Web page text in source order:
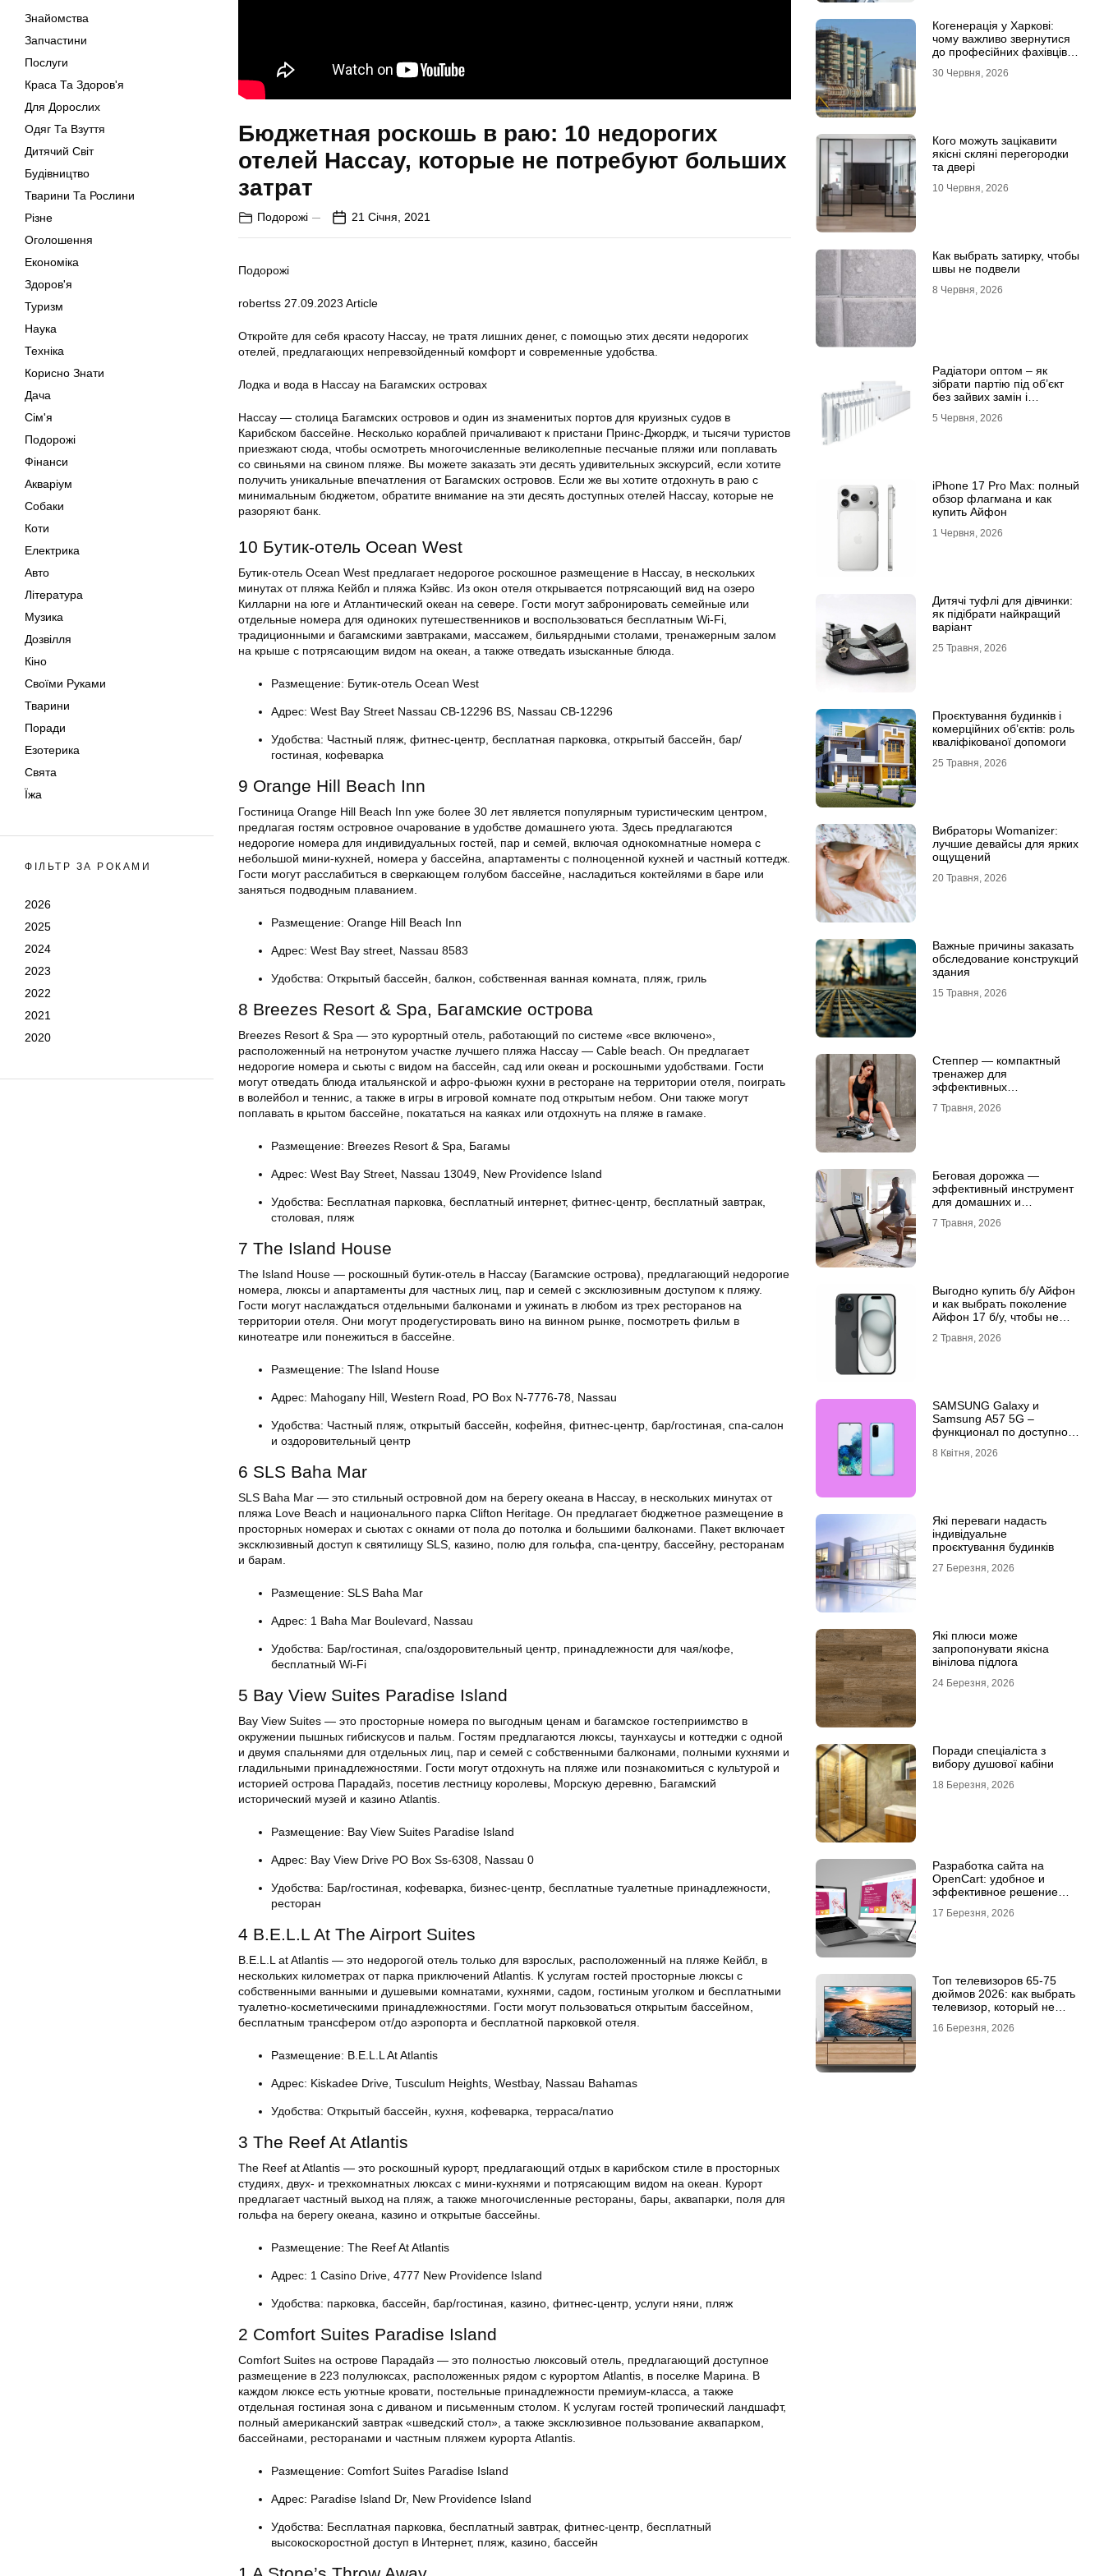
Знайомства
Запчастини
Послуги
Краса Та Здоров'я
Для Дорослих
Одяг Та Взуття
Дитячий Світ
Будівництво
Тварини Та Рослини
Різне
Оголошення
Економіка
Здоров'я
Туризм
Наука
Техніка
Корисно Знати
Дача
Сім'я
Подорожі
Фінанси
Акваріум
Собаки
Коти
Електрика
Авто
Література
Музика
Дозвілля
Кіно
Своїми Руками
Тварини
Поради
Езотерика
Свята
Їжа
ФІЛЬТР ЗА РОКАМИ
2026
2025
2024
2023
2022
2021
2020
Бюджетная роскошь в раю: 10 недорогих
отелей Нассау, которые не потребуют больших
затрат
Подорожі 21 Січня, 2021
Подорожі
robertss 27.09.2023 Article
Откройте для себя красоту Нассау, не тратя лишних денег, с помощью этих десяти недорогих
отелей, предлагающих непревзойденный комфорт и современные удобства.
Лодка и вода в Нассау на Багамских островах
Нассау — столица Багамских островов и один из знаменитых портов для круизных судов в
Карибском бассейне. Несколько кораблей причаливают к пристани Принс-Джордж, и тысячи туристов
приезжают сюда, чтобы осмотреть многочисленные великолепные песчаные пляжи или поплавать
со свиньями на свином пляже. Вы можете заказать эти десять удивительных экскурсий, если хотите
получить уникальные впечатления от Багамских островов. Если же вы хотите отдохнуть в раю с
минимальным бюджетом, обратите внимание на эти десять доступных отелей Нассау, которые не
разоряют банк.
10 Бутик-отель Ocean West
Бутик-отель Ocean West предлагает недорогое роскошное размещение в Нассау, в нескольких
минутах от пляжа Кейбл и пляжа Кэйвс. Из окон отеля открывается потрясающий вид на озеро
Килларни на юге и Атлантический океан на севере. Гости могут забронировать семейные или
отдельные номера для одиноких путешественников и воспользоваться бесплатным Wi-Fi,
традиционными и багамскими завтраками, массажем, бильярдными столами, тренажерным залом
на крыше с потрясающим видом на океан, а также отведать изысканные блюда.
Размещение: Бутик-отель Ocean West
Адрес: West Bay Street Nassau CB-12296 BS, Nassau CB-12296
Удобства: Частный пляж, фитнес-центр, бесплатная парковка, открытый бассейн, бар/
гостиная, кофеварка
9 Orange Hill Beach Inn
Гостиница Orange Hill Beach Inn уже более 30 лет является популярным туристическим центром,
предлагая гостям островное очарование в удобстве домашнего уюта. Здесь предлагаются
недорогие номера для индивидуальных гостей, пар и семей, включая однокомнатные номера с
небольшой мини-кухней, номера у бассейна, апартаменты с полноценной кухней и частный коттедж.
Гости могут расслабиться в сверкающем голубом бассейне, насладиться коктейлями в баре или
заняться подводным плаванием.
Размещение: Orange Hill Beach Inn
Адрес: West Bay street, Nassau 8583
Удобства: Открытый бассейн, балкон, собственная ванная комната, пляж, гриль
8 Breezes Resort & Spa, Багамские острова
Breezes Resort & Spa — это курортный отель, работающий по системе «все включено»,
расположенный на нетронутом участке лучшего пляжа Нассау — Cable beach. Он предлагает
недорогие номера и сьюты с видом на бассейн, сад или океан и роскошными удобствами. Гости
могут отведать блюда итальянской и афро-фьюжн кухни в ресторане на территории отеля, поиграть
в волейбол и теннис, а также в игры в игровой комнате под открытым небом. Они также могут
поплавать в крытом бассейне, покататься на каяках или отдохнуть на пляже в гамаке.
Размещение: Breezes Resort & Spa, Багамы
Адрес: West Bay Street, Nassau 13049, New Providence Island
Удобства: Бесплатная парковка, бесплатный интернет, фитнес-центр, бесплатный завтрак,
столовая, пляж
7 The Island House
The Island House — роскошный бутик-отель в Нассау (Багамские острова), предлагающий недорогие
номера, люксы и апартаменты для частных лиц, пар и семей с эксклюзивным доступом к пляжу.
Гости могут наслаждаться отдельными балконами и ужинать в любом из трех ресторанов на
территории отеля. Они могут продегустировать вино на винном рынке, посмотреть фильм в
кинотеатре или понежиться в бассейне.
Размещение: The Island House
Адрес: Mahogany Hill, Western Road, PO Box N-7776-78, Nassau
Удобства: Частный пляж, открытый бассейн, кофейня, фитнес-центр, бар/гостиная, спа-салон
и оздоровительный центр
6 SLS Baha Mar
SLS Baha Mar — это стильный островной дом на берегу океана в Нассау, в нескольких минутах от
пляжа Love Beach и национального парка Clifton Heritage. Он предлагает бюджетное размещение в
просторных номерах и сьютах с окнами от пола до потолка и большими балконами. Пакет включает
эксклюзивный доступ к святилищу SLS, казино, полю для гольфа, спа-центру, бассейну, ресторанам
и барам.
Размещение: SLS Baha Mar
Адрес: 1 Baha Mar Boulevard, Nassau
Удобства: Бар/гостиная, спа/оздоровительный центр, принадлежности для чая/кофе,
бесплатный Wi-Fi
5 Bay View Suites Paradise Island
Bay View Suites — это просторные номера по выгодным ценам и багамское гостеприимство в
окружении пышных гибискусов и пальм. Гостям предлагаются люксы, таунхаусы и коттеджи с одной
и двумя спальнями для отдельных лиц, пар и семей с собственными балконами, полными кухнями и
гладильными принадлежностями. Гости могут отдохнуть на пляже или познакомиться с культурой и
историей острова Парадайз, посетив лестницу королевы, Морскую деревню, Багамский
исторический музей и казино Atlantis.
Размещение: Bay View Suites Paradise Island
Адрес: Bay View Drive PO Box Ss-6308, Nassau 0
Удобства: Бар/гостиная, кофеварка, бизнес-центр, бесплатные туалетные принадлежности,
ресторан
4 B.E.L.L At The Airport Suites
B.E.L.L at Atlantis — это недорогой отель только для взрослых, расположенный на пляже Кейбл, в
нескольких километрах от парка приключений Atlantis. К услугам гостей просторные люксы с
собственными ванными и душевыми комнатами, кухнями, садом, гостиным уголком и бесплатными
туалетно-косметическими принадлежностями. Гости могут пользоваться открытым бассейном,
бесплатным трансфером от/до аэропорта и бесплатной парковкой отеля.
Размещение: B.E.L.L At Atlantis
Адрес: Kiskadee Drive, Tusculum Heights, Westbay, Nassau Bahamas
Удобства: Открытый бассейн, кухня, кофеварка, терраса/патио
3 The Reef At Atlantis
The Reef at Atlantis — это роскошный курорт, предлагающий отдых в карибском стиле в просторных
студиях, двух- и трехкомнатных люксах с мини-кухнями и потрясающим видом на океан. Курорт
предлагает частный выход на пляж, а также многочисленные рестораны, бары, аквапарки, поля для
гольфа на берегу океана, казино и открытые бассейны.
Размещение: The Reef At Atlantis
Адрес: 1 Casino Drive, 4777 New Providence Island
Удобства: парковка, бассейн, бар/гостиная, казино, фитнес-центр, услуги няни, пляж
2 Comfort Suites Paradise Island
Comfort Suites на острове Парадайз — это полностью люксовый отель, предлагающий доступное
размещение в 223 полулюксах, расположенных рядом с курортом Atlantis, в поселке Марина. В
каждом люксе есть уютные кровати, постельные принадлежности премиум-класса, а также
отдельная гостиная зона с диваном и письменным столом. К услугам гостей тропический ландшафт,
полный американский завтрак «шведский стол», а также эксклюзивное пользование аквапарком,
бассейнами, ресторанами и частным пляжем курорта Atlantis.
Размещение: Comfort Suites Paradise Island
Адрес: Paradise Island Dr, New Providence Island
Удобства: Бесплатная парковка, бесплатный завтрак, фитнес-центр, бесплатный
высокоскоростной доступ в Интернет, пляж, казино, бассейн
Когенерація у Харкові:
чому важливо звернутися
до професійних фахівців з
30 Червня, 2026
Кого можуть зацікавити
якісні скляні перегородки
та двері
10 Червня, 2026
Как выбрать затирку, чтобы
швы не подвели
8 Червня, 2026
Радіатори оптом – як
зібрати партію під об’єкт
без зайвих замін і
5 Червня, 2026
iPhone 17 Pro Max: полный
обзор флагмана и как
купить Айфон
1 Червня, 2026
Дитячі туфлі для дівчинки:
як підібрати найкращий
варіант
25 Травня, 2026
Проєктування будинків і
комерційних об’єктів: роль
кваліфікованої допомоги
25 Травня, 2026
Вибраторы Womanizer:
лучшие девайсы для ярких
ощущений
20 Травня, 2026
Важные причины заказать
обследование конструкций
здания
15 Травня, 2026
Степпер — компактный
тренажер для
эффективных
7 Травня, 2026
Беговая дорожка —
эффективный инструмент
для домашних и
тренировок
7 Травня, 2026
Выгодно купить б/у Айфон
и как выбрать поколение
Айфон 17 б/у, чтобы не
2 Травня, 2026
SAMSUNG Galaxy и
Samsung A57 5G –
функционал по доступной
8 Квітня, 2026
Які переваги надасть
індивідуальне
проєктування будинків
27 Березня, 2026
Які плюси може
запропонувати якісна
вінілова підлога
24 Березня, 2026
Поради спеціаліста з
вибору душової кабіни
18 Березня, 2026
Разработка сайта на
OpenCart: удобное и
эффективное решение
17 Березня, 2026
Топ телевизоров 65-75
дюймов 2026: как выбрать
телевизор, который не
16 Березня, 2026